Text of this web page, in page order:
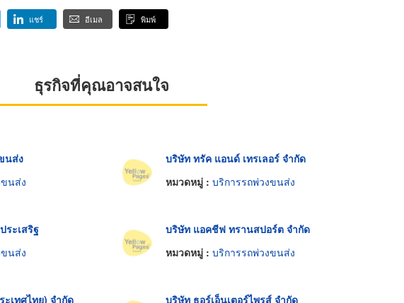
แชร์ อีเมล พิมพ์
ธุรกิจที่คุณอาจสนใจ
นส่ง
นส่ง
บริษัท ทรัค แอนด์ เทรเลอร์ จำกัด
หมวดหมู่ : บริการรถพ่วงขนส่ง
ระเสริฐ
นส่ง
บริษัท แอคชีฟ ทรานสปอร์ต จำกัด
หมวดหมู่ : บริการรถพ่วงขนส่ง
ะเทศไทย) จำกัด
บริษัท ธอร์เอ็นเตอร์ไพรส์ จำกัด